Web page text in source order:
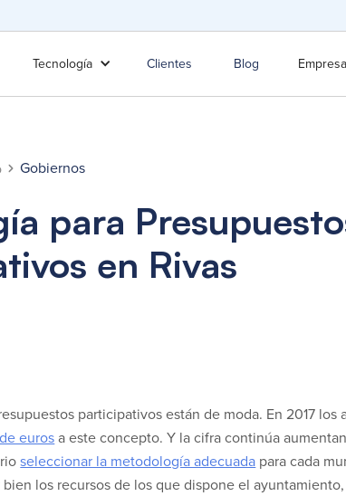
Tecnología Clientes Blog Empresa
Gobiernos
para
en Rivas
participativos están de moda. En 2017
eurosa este concepto. Y la cifra continúa
seleccionar la metodología adecuada para cada
los recursos de los que dispone el